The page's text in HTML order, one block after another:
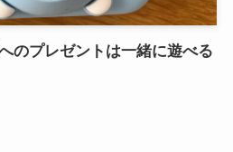
のプレゼントは一緒に遊べる